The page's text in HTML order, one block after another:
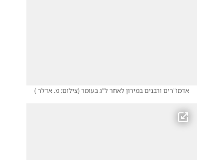
אדמו"רים ורבנים במירון לאחר ל"ג בעומר(צילום: מ. אדלר )